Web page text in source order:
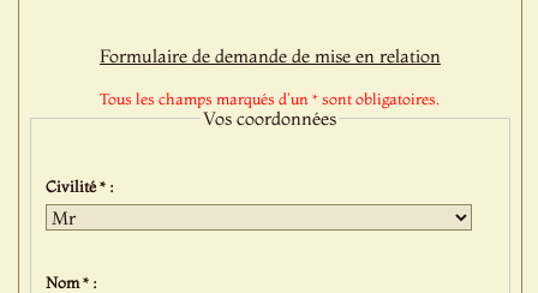
Formulaire de demande de mise en relation
Tous les champs marqués d'un * sont obligatoires.
Vos coordonnées
Civilité * :
Nom * :